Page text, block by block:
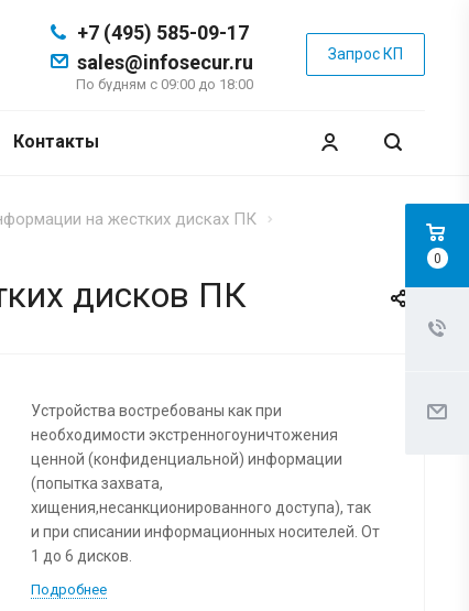
+7 (495) 585-09-17
sales@infosecur.ru
По будням с 09:00 до 18:00
Запрос КП
Контакты
на жестких дисках ПК
дисков ПК
Устройства востребованы как при
необходимости экстренногоуничтожения
ценной (конфиденциальной) информации
(попытка захвата,
хищения,несанкционированного доступа), так
и при списании информационных носителей. От
1 до 6 дисков.
Подробнее
0